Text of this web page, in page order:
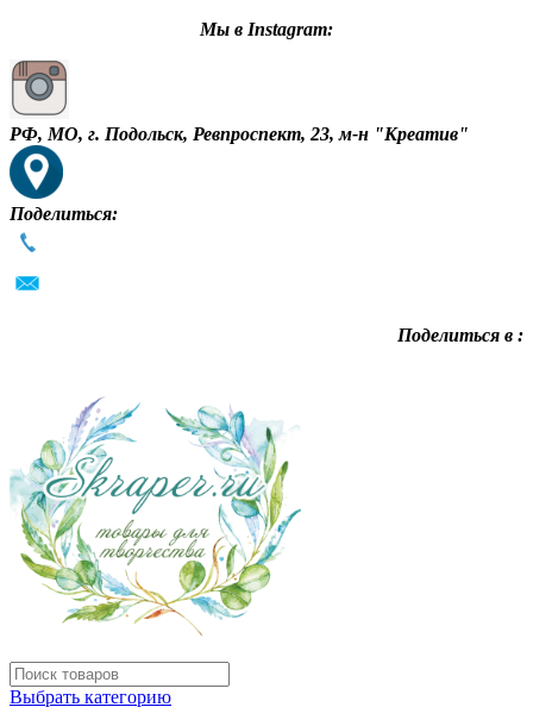
Мы в Instagram:
РФ, МО, г. Подольск, Ревпроспект, 23, м-н "Креатив"
Поделиться:
Поделиться в :
Выбрать категорию